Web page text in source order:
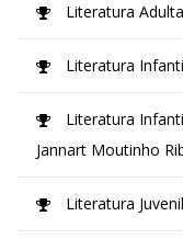
Literatura
Literatura
Literatura
Jannart Moutinho
Literatura Juvenil